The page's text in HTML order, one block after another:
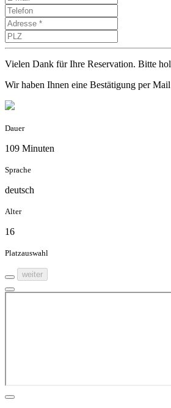
Vielen Dank für Ihre Reservation. Bitte
Wir haben Ihnen eine Bestätigung per
Dauer
109 Minuten
Sprache
deutsch
Alter
16
Platzauswahl
weiter